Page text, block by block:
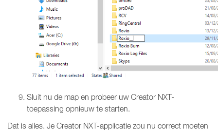
Sluit nu de map en probeer uw Creator NXT-
toepassing opnieuw te starten.
Dat is alles. Je Creator NXT-applicatie zou nu correct moeten